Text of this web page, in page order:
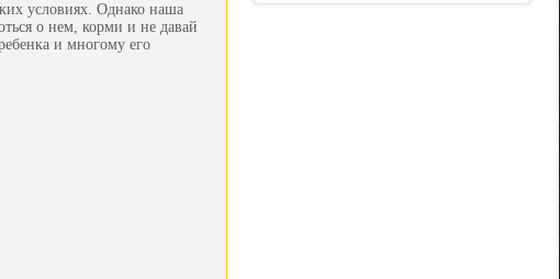
условиях. Однако наша
о нем, корми и не давай
и многому его